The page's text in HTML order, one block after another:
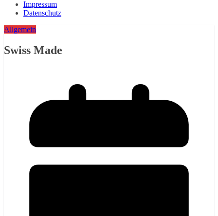
Impressum
Datenschutz
Allgemein
Swiss Made